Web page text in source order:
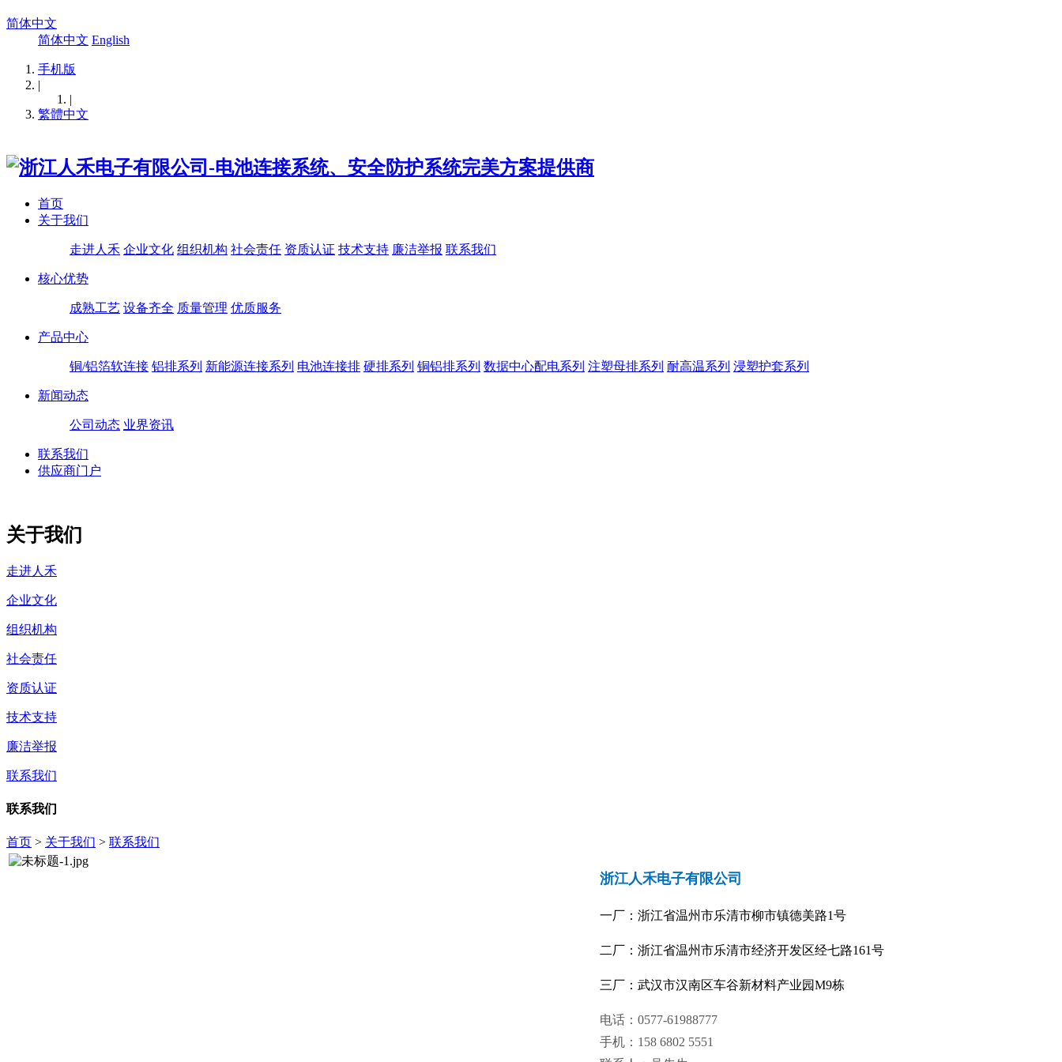
简体中文
简体中文 English
手机版
|
|
繁體中文
首页
关于我们
走进人禾 企业文化 组织机构 社会责任 资质认证 技术支持 廉洁举报 联系我们
核心优势
成熟工艺 设备齐全 质量管理 优质服务
产品中心
铜/铝箔软连接 铝排系列 新能源连接系列 电池连接排 硬排系列 铜铝排系列 数据中心配电系列 注塑母排系列 耐高温系列 浸塑护套系列
新闻动态
公司动态 业界资讯
联系我们
供应商门户
关于我们
走进人禾
企业文化
组织机构
社会责任
资质认证
技术支持
廉洁举报
联系我们
联系我们
首页 > 关于我们 > 联系我们
浙江人禾电子有限公司
一厂：浙江省温州市乐清市柳市镇德美路1号
二厂：浙江省温州市乐清市经济开发区经七路161号
三厂：武汉市汉南区车谷新材料产业园M9栋
电话：0577-61988777
手机：158 6802 5551